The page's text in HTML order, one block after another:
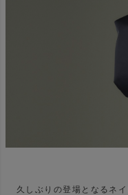
久しぶりの登場となるネ